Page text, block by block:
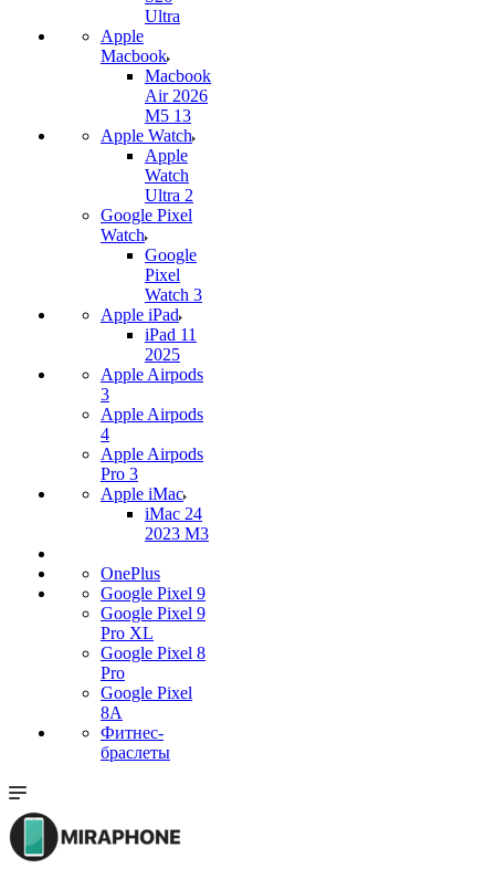
Ultra
Apple
Macbook
Macbook
Air 2026
M5 13
Apple Watch
Apple
Watch
Ultra 2
Google Pixel
Watch
Google
Pixel
Watch 3
Apple iPad
iPad 11
2025
Apple Airpods
3
Apple Airpods
4
Apple Airpods
Pro 3
Apple iMac
iMac 24
2023 M3
OnePlus
Google Pixel 9
Google Pixel 9
Pro XL
Google Pixel 8
Pro
Google Pixel
8A
Фитнес-
браслеты